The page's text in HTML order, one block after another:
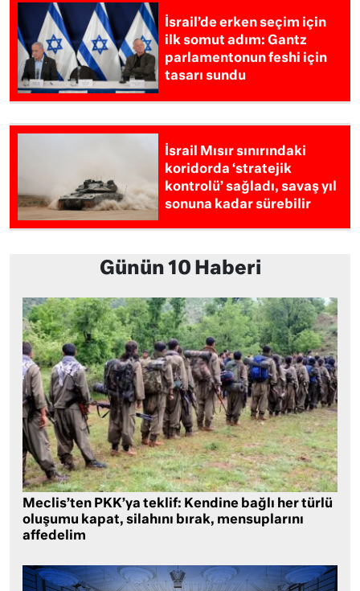
İsrail’de erken seçim için
ilk somut adım: Gantz
parlamentonun feshi için
tasarı sundu
İsrail Mısır sınırındaki
koridorda ‘stratejik
kontrolü’ sağladı, savaş yıl
sonuna kadar sürebilir
Günün 10 Haberi
Meclis’ten PKK’ya teklif: Kendine bağlı her türlü
oluşumu kapat, silahını bırak, mensuplarını
affedelim